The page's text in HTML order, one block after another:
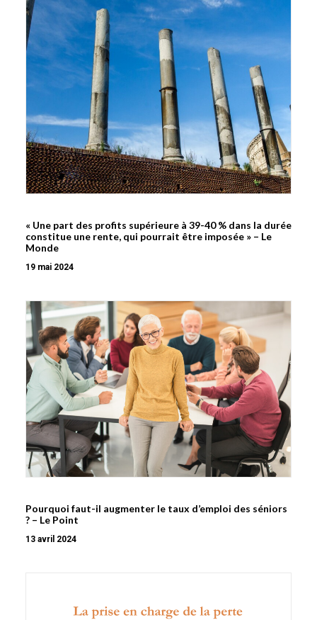
« Une part des profits supérieure à 39-40 % dans la durée
constitue une rente, qui pourrait être imposée » – Le
Monde
19 mai 2024
Pourquoi faut-il augmenter le taux d’emploi des séniors
? – Le Point
13 avril 2024